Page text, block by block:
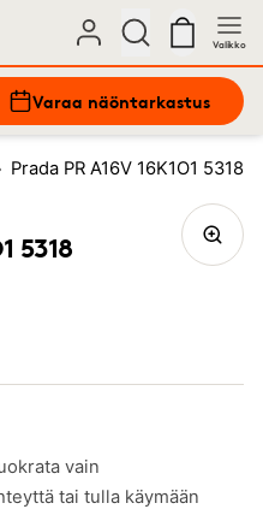
Valikko
Varaa näöntarkastus
Prada PR A16V 16K1O1 5318
5318
vain
tai tulla käymään